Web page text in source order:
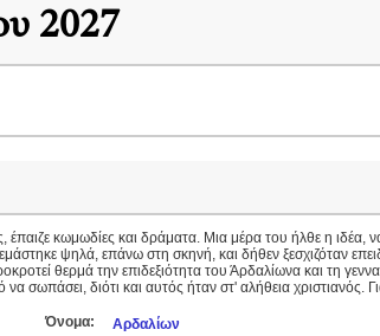
2027
κωμωδίες και δράματα. Μια μέρα του ήλθε η ιδέα,
ψηλά, επάνω στη σκηνή, και δήθεν ξεσχιζόταν
θερμά την επιδεξιότητα του Άρδαλίωνα και τη
να σωπάσει, διότι και αυτός ήταν στ' αλήθεια
Όνομα:
Αρδαλίων